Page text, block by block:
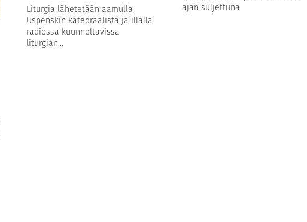
Liturgia lähetetään aamulla
Uspenskin katedraalista ja illalla
radiossa kuunneltavissa
liturgian...
ajan suljettuna